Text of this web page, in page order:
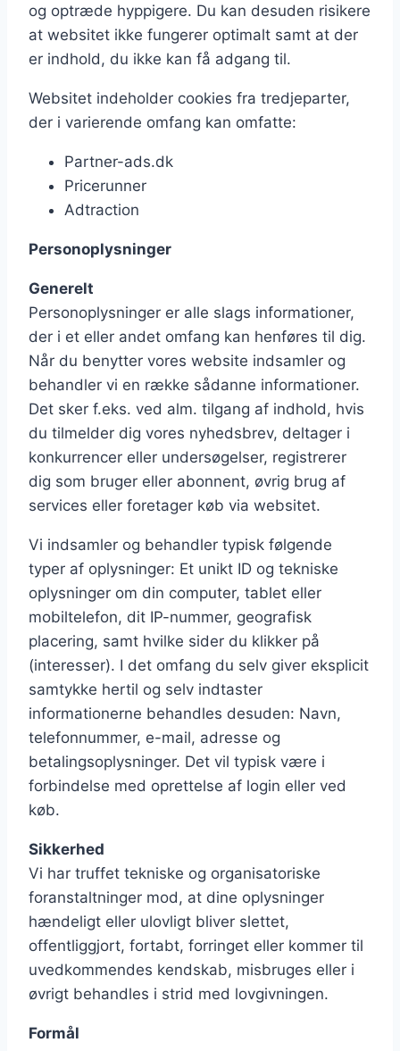
og optræde hyppigere. Du kan desuden risikere
at websitet ikke fungerer optimalt samt at der
er indhold, du ikke kan få adgang til.
Websitet indeholder cookies fra tredjeparter,
der i varierende omfang kan omfatte:
Partner-ads.dk
Pricerunner
Adtraction
Personoplysninger
Generelt
Personoplysninger er alle slags informationer,
der i et eller andet omfang kan henføres til dig.
Når du benytter vores website indsamler og
behandler vi en række sådanne informationer.
Det sker f.eks. ved alm. tilgang af indhold, hvis
du tilmelder dig vores nyhedsbrev, deltager i
konkurrencer eller undersøgelser, registrerer
dig som bruger eller abonnent, øvrig brug af
services eller foretager køb via websitet.
Vi indsamler og behandler typisk følgende
typer af oplysninger: Et unikt ID og tekniske
oplysninger om din computer, tablet eller
mobiltelefon, dit IP-nummer, geografisk
placering, samt hvilke sider du klikker på
(interesser). I det omfang du selv giver eksplicit
samtykke hertil og selv indtaster
informationerne behandles desuden: Navn,
telefonnummer, e-mail, adresse og
betalingsoplysninger. Det vil typisk være i
forbindelse med oprettelse af login eller ved
køb.
Sikkerhed
Vi har truffet tekniske og organisatoriske
foranstaltninger mod, at dine oplysninger
hændeligt eller ulovligt bliver slettet,
offentliggjort, fortabt, forringet eller kommer til
uvedkommendes kendskab, misbruges eller i
øvrigt behandles i strid med lovgivningen.
Formål